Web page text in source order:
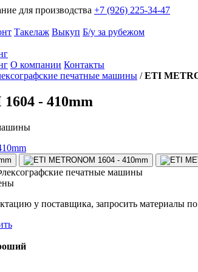
для производства +7 (926) 225-34-47
Такелаж Выкуп Б/у за рубежом
О компании Контакты
печатные машины / ETI
- 410mm
печатные машины
у поставщика, запросить материалы